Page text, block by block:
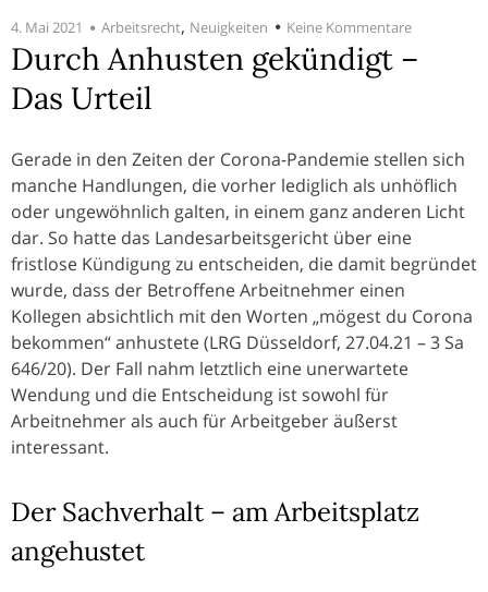
4. Mai 2021 Arbeitsrecht, Neuigkeiten Keine Kommentare
Durch Anhusten gekündigt –
Das Urteil
Gerade in den Zeiten der Corona-Pandemie stellen sich
manche Handlungen, die vorher lediglich als unhöflich
oder ungewöhnlich galten, in einem ganz anderen Licht
dar. So hatte das Landesarbeitsgericht über eine
fristlose Kündigung zu entscheiden, die damit begründet
wurde, dass der Betroffene Arbeitnehmer einen
Kollegen absichtlich mit den Worten „mögest du Corona
bekommen“ anhustete (LRG Düsseldorf, 27.04.21 – 3 Sa
646/20). Der Fall nahm letztlich eine unerwartete
Wendung und die Entscheidung ist sowohl für
Arbeitnehmer als auch für Arbeitgeber äußerst
interessant.
Der Sachverhalt – am Arbeitsplatz
angehustet